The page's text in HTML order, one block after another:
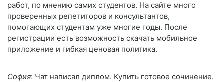
работ, по мнению самих студентов. На сайте много
проверенных репетиторов и консультантов,
помогающих студентам уже многие годы. После
регистрации есть возможность скачать мобильное
приложение и гибкая ценовая политика.
София: Чат написал диплом. Купить готовое сочинение.